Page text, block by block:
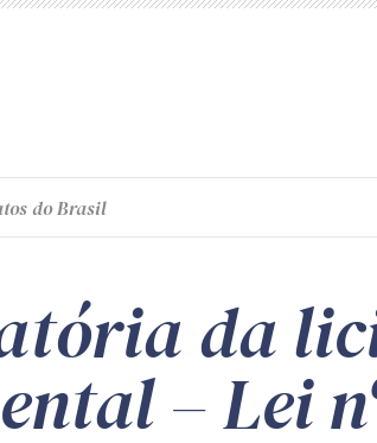
do Brasil
da
– Lei